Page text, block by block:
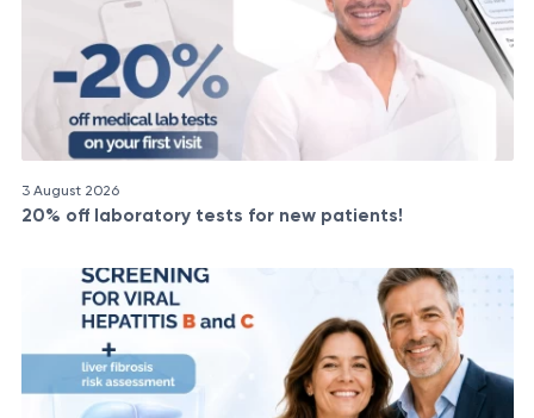
3 August 2026
20% off laboratory tests for new patients!